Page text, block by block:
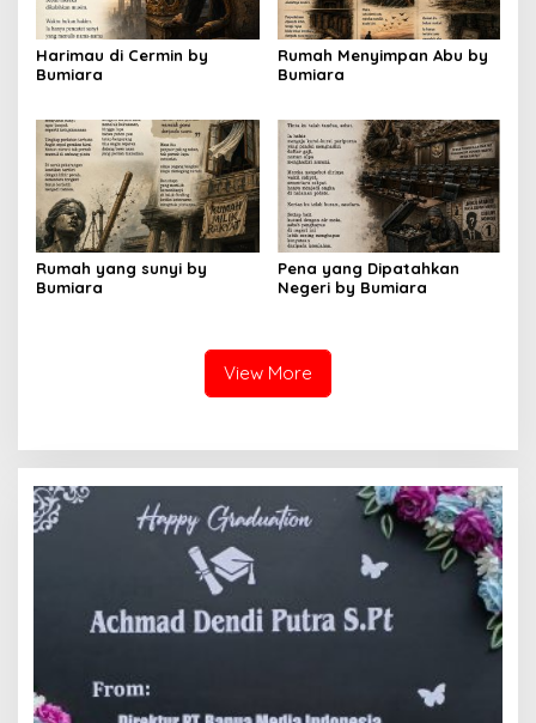
Harimau di Cermin by
Bumiara
Rumah Menyimpan Abu by
Bumiara
Rumah yang sunyi by
Bumiara
Pena yang Dipatahkan
Negeri by Bumiara
View More